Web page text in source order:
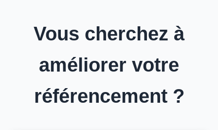
Vous cherchez à
améliorer votre
référencement ?